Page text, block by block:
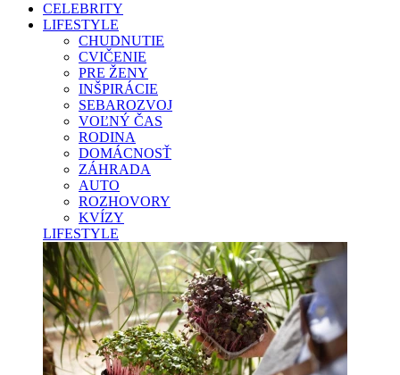
CELEBRITY
LIFESTYLE
CHUDNUTIE
CVIČENIE
PRE ŽENY
INŠPIRÁCIE
SEBAROZVOJ
VOĽNÝ ČAS
RODINA
DOMÁCNOSŤ
ZÁHRADA
AUTO
ROZHOVORY
KVÍZY
LIFESTYLE